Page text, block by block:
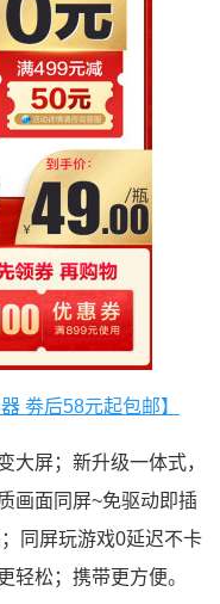
劵后58元起包邮】
大屏；新升级一体式，
画面同屏~免驱动即插
同屏玩游戏0延迟不卡
轻松；携带更方便。